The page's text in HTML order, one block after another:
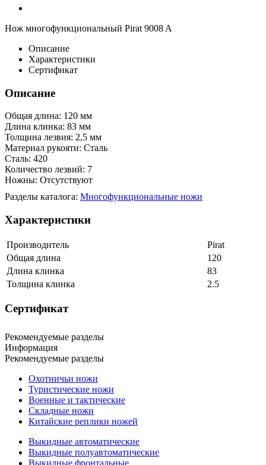
Нож многофункциональный Pirat 9008 A
Описание
Характеристики
Сертификат
Описание
Общая длина: 120 мм
Длина клинка: 83 мм
Толщина лезвия: 2,5 мм
Материал рукояти: Сталь
Сталь: 420
Количество лезвий: 7
Ножны: Отсутствуют
Разделы каталога: Многофункциональные ножи
Характеристики
Производитель
Pirat
Общая длина
120
Длина клинка
83
Толщина клинка
2.5
Сертификат
Рекомендуемые разделы
Информация
Рекомендуемые разделы
Охотничьи ножи
Туристические ножи
Военные и тактические
Складные ножи
Китайские реплики ножей
Выкидные автоматические
Выкидные полуавтоматические